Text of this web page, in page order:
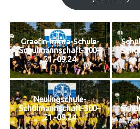
Graefin-Imma-Schule-
Schulmannschaft-300–
21.-09.24
Neulingschule-
Schulmannschaft-300–
21.-09.24